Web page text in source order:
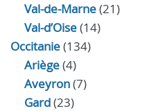
Val-de-Marne(21)
Val-d’Oise(14)
Occitanie(134)
Ariège(4)
Aveyron(7)
Gard(23)